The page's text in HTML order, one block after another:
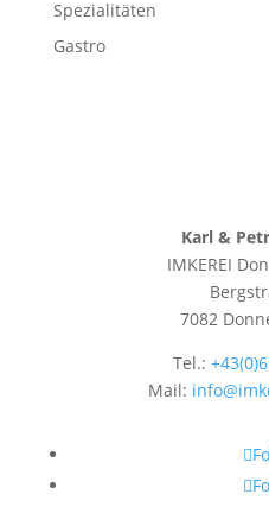
Spezialitäten
Gastro
Karl &
IMKEREI
7082
Tel.:
Mail: